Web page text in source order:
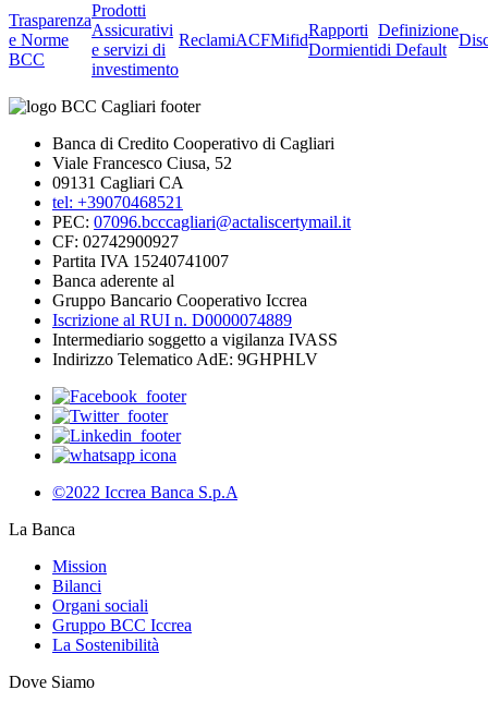
Trasparenza
e Norme
BCC
Prodotti
Assicurativi
e servizi di
investimento
ReclamiACFMifid
Rapporti
Dormienti
Definizione
di Default
Banca di Credito Cooperativo di Cagliari
Viale Francesco Ciusa, 52
09131 Cagliari CA
tel: +39070468521
PEC: 07096.bcccagliari@actaliscertymail.it
CF: 02742900927
Partita IVA 15240741007
Banca aderente al
Gruppo Bancario Cooperativo Iccrea
Iscrizione al RUI n. D0000074889
Intermediario soggetto a vigilanza IVASS
Indirizzo Telematico AdE: 9GHPHLV
©2022 Iccrea Banca S.p.A
La Banca
Mission
Bilanci
Organi sociali
Gruppo BCC Iccrea
La Sostenibilità
Dove Siamo